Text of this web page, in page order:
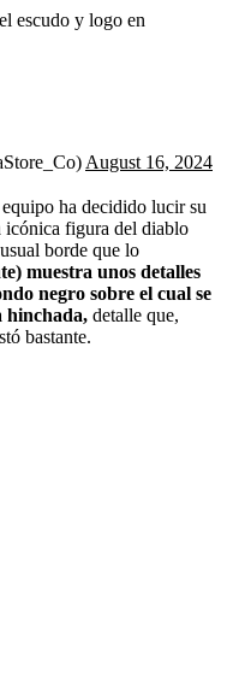
escudo y logo en
August 16, 2024
ha decidido lucir su
icónica figura del diablo
borde que lo
muestra unos detalles
negro sobre el cual se
hinchada, detalle que,
bastante.